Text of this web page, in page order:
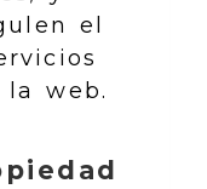
el
la web.